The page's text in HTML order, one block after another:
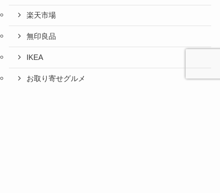
楽天市場
無印良品
IKEA
お取り寄せグルメ